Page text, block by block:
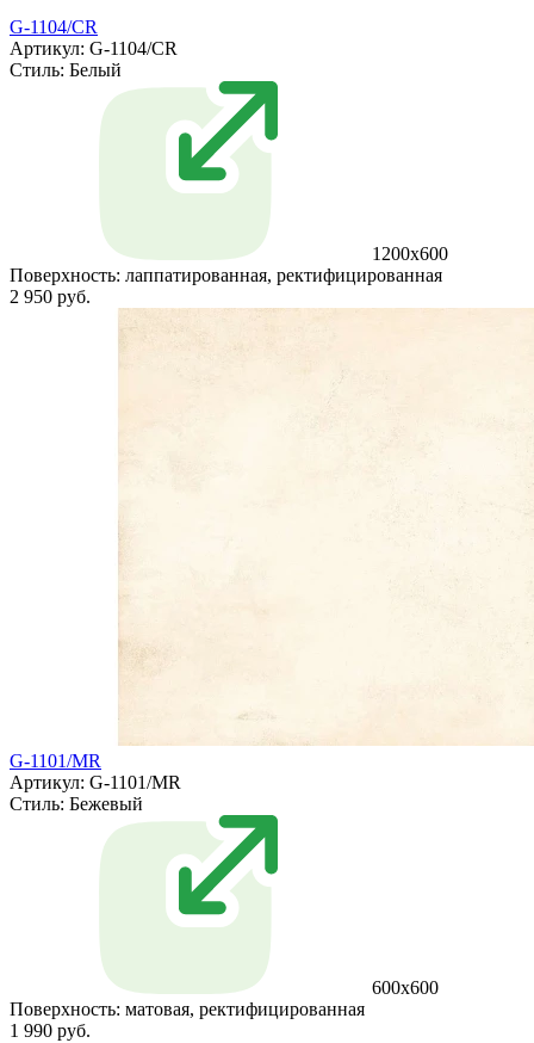
G-1104/CR
Артикул: G-1104/CR
Стиль: Белый
1200x600
Поверхность: лаппатированная, ректифицированная
2 950 руб.
G-1101/MR
Артикул: G-1101/MR
Стиль: Бежевый
600x600
Поверхность: матовая, ректифицированная
1 990 руб.